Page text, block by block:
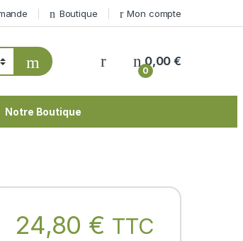
Boutique Mon compte
My Account
0
0,00€
Notre Boutique
24,80 € TTC